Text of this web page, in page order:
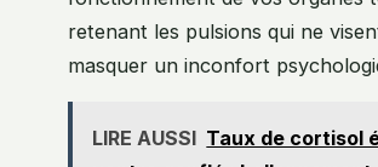
retenant les pulsions qui ne
masquer un inconfort
LIRE AUSSI Taux de cortisol